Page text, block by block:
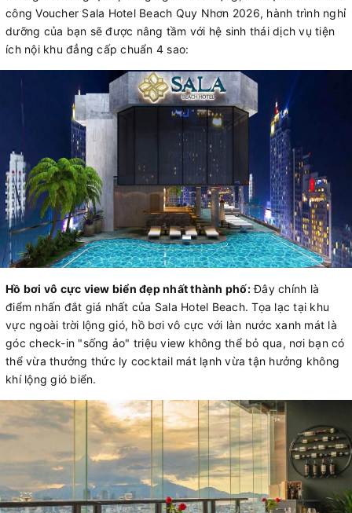
công Voucher Sala Hotel Beach Quy Nhơn 2026, hành trình nghỉ
dưỡng của bạn sẽ được nâng tầm với hệ sinh thái dịch vụ tiện
ích nội khu đẳng cấp chuẩn 4 sao:
Hồ bơi vô cực view biển đẹp nhất thành phố:Đây chính là
điểm nhấn đắt giá nhất của Sala Hotel Beach. Tọa lạc tại khu
vực ngoài trời lộng gió, hồ bơi vô cực với làn nước xanh mát là
góc check-in "sống ảo" triệu view không thể bỏ qua, nơi bạn có
thể vừa thưởng thức ly cocktail mát lạnh vừa tận hưởng không
khí lộng gió biển.